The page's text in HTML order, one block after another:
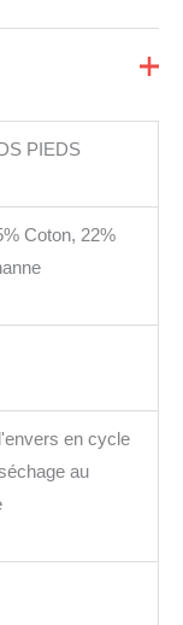
PIEDS
Coton, 22%
en cycle
au